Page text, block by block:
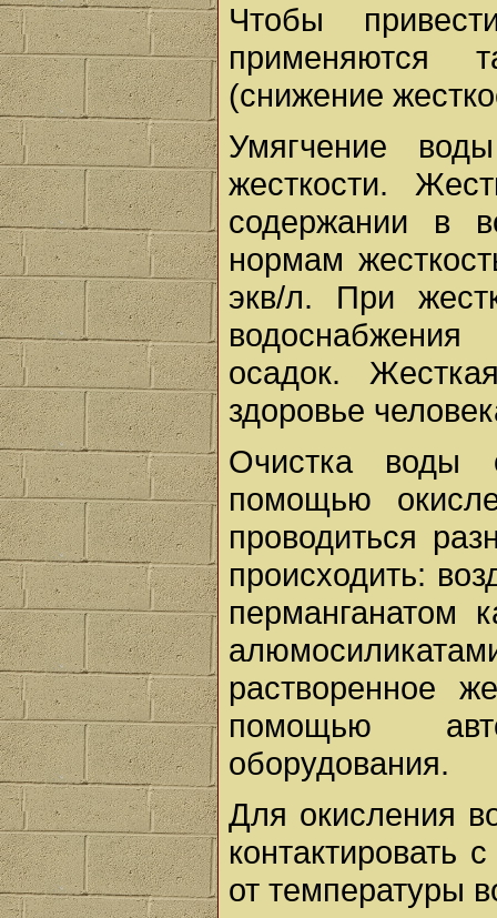
Чтобы
применяются
(снижение
Умягчение
жесткости.
содержании в
нормам
экв/л. При
осадок.
здоровье
Очистка воды
помощью
проводиться
происходить:
перманганатом
растворенное
помощью
оборудования.
Для окисления
контактировать
от температуры